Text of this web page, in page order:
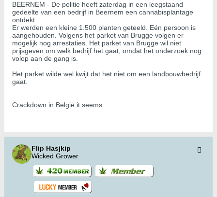
BEERNEM - De politie heeft zaterdag in een leegstaand
gedeelte van een bedrijf in Beernem een cannabisplantage
ontdekt.
Er werden een kleine 1.500 planten geteeld. Eén persoon is
aangehouden. Volgens het parket van Brugge volgen er
mogelijk nog arrestaties. Het parket van Brugge wil niet
prijsgeven om welk bedrijf het gaat, omdat het onderzoek nog
volop aan de gang is.
Het parket wilde wel kwijt dat het niet om een landbouwbedrijf
gaat.
Crackdown in België it seems.
Flip Hasjkip
Wicked Grower